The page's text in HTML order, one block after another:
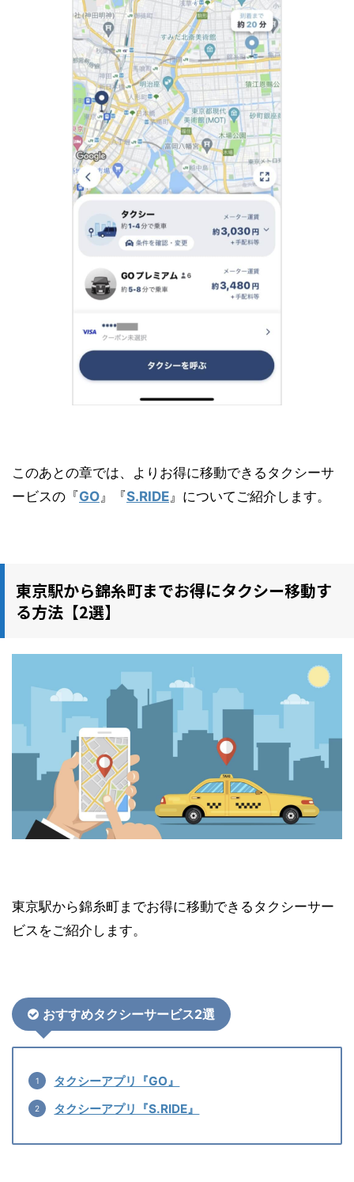
このあとの章では、よりお得に移動できるタクシーサ
ービスの『GO 』『S.RIDE 』についてご紹介します。
東京駅から錦糸町までお得にタクシー移動す
る方法【2選】
東京駅から錦糸町までお得に移動できるタクシーサー
ビスをご紹介します。
おすすめタクシーサービス2選
タクシーアプリ『GO』
タクシーアプリ『S.RIDE』